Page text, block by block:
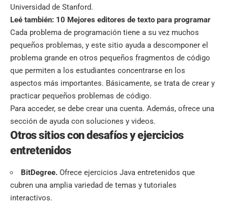
Universidad de Stanford.
Leé también: 10 Mejores editores de texto para programar
Cada problema de programación tiene a su vez muchos
pequeños problemas, y este sitio ayuda a descomponer el
problema grande en otros pequeños fragmentos de código
que permiten a los estudiantes concentrarse en los
aspectos más importantes. Básicamente, se trata de crear y
practicar pequeños problemas de código.
Para acceder, se debe crear una cuenta. Además, ofrece una
sección de ayuda con soluciones y videos.
Otros sitios con desafíos y ejercicios
entretenidos
BitDegree. Ofrece ejercicios Java entretenidos que
cubren una amplia variedad de temas y tutoriales
interactivos.